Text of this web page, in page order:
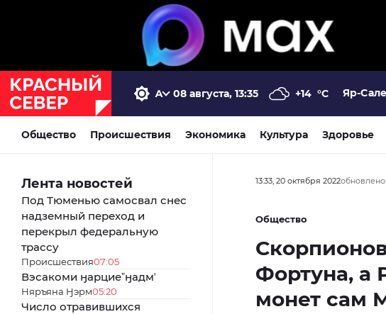
08 августа, 13:35 +14 °C Яр-Сале
Общество Происшествия Экономика Культура Здоровье
Лента новостей
Под Тюменью самосвал снес
надземный переход и
перекрыл федеральную
трассу
Происшествия07:05
Вэсакоми ӈарциеˮӈадмʼ
Няръяна Ӈэрм05:20
Число отравившихся
13:33, 20 октября 2022обновлено:
Общество
Фортуна, а
монет сам